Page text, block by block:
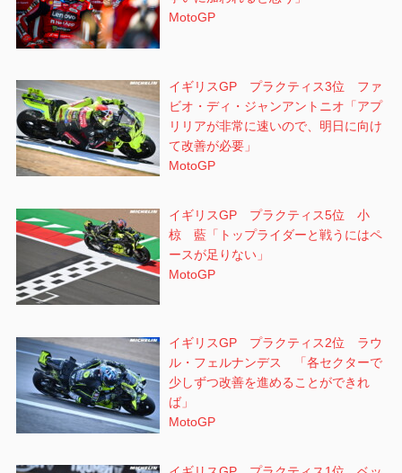
MotoGP
イギリスGP プラクティス3位 ファ
ビオ・ディ・ジャンアントニオ「アプ
リリアが非常に速いので、明日に向け
て改善が必要」
MotoGP
イギリスGP プラクティス5位 小
椋 藍「トップライダーと戦うにはペ
ースが足りない」
MotoGP
イギリスGP プラクティス2位 ラウ
ル・フェルナンデス 「各セクターで
少しずつ改善を進めることができれ
ば」
MotoGP